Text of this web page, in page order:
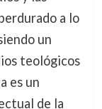
a lo
un
teológicos
es un
de la